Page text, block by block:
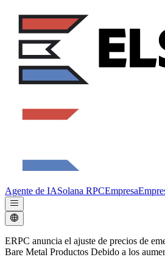
Agente de IASolana RPCEmpresa
ERPC anuncia el ajuste de precios de
Bare Metal Productos Debido a los